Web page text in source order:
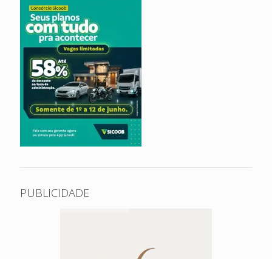
PUBLICIDADE